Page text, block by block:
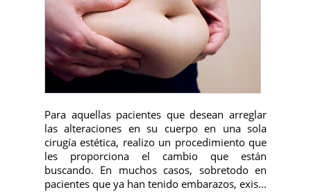
Para aquellas pacientes que desean arreglar
las alteraciones en su cuerpo en una sola
cirugía estética, realizo un procedimiento que
les proporciona el cambio que están
buscando. En muchos casos, sobretodo en
pacientes que ya han tenido embarazos, exis...